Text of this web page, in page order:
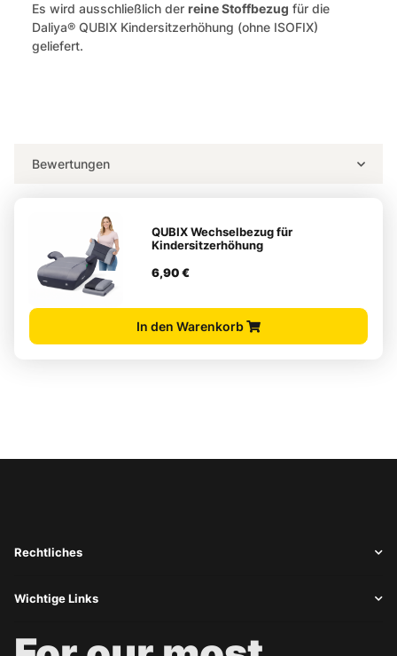
Es wird ausschließlich der reine Stoffbezug für die
Daliya® QUBIX Kindersitzerhöhung (ohne ISOFIX)
geliefert.
Bewertungen
QUBIX Wechselbezug für
Kindersitzerhöhung
6,90 €
In den Warenkorb
Rechtliches
Wichtige Links